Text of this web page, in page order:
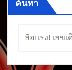
ค้นหา